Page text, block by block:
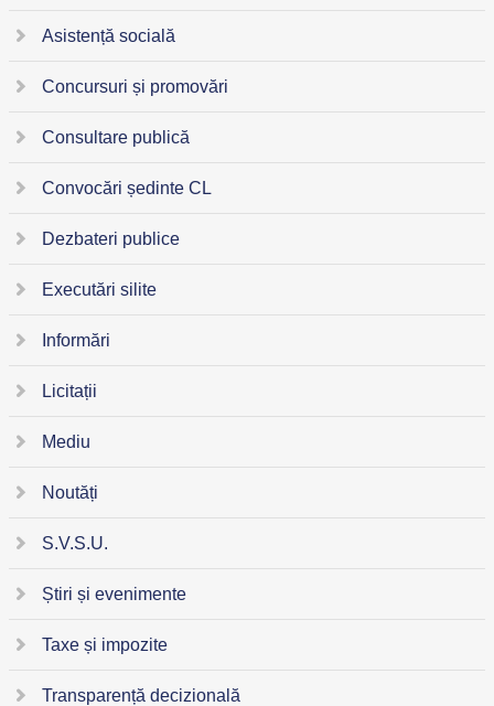
Asistență socială
Concursuri și promovări
Consultare publică
Convocări ședinte CL
Dezbateri publice
Executări silite
Informări
Licitații
Mediu
Noutăți
S.V.S.U.
Știri și evenimente
Taxe și impozite
Transparență decizională